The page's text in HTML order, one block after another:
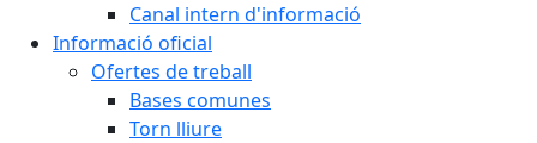
Canal intern d'informació
Informació oficial
Ofertes de treball
Bases comunes
Torn lliure